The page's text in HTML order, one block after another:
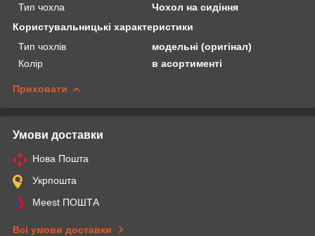
Тип чохла
Чохол на сидіння
Користувальницькі характеристики
Тип чохлів
модельні (оригінал)
Колір
в асортименті
Приховати
Умови доставки
Нова Пошта
Укрпошта
Meest ПОШТА
Всі умови доставки